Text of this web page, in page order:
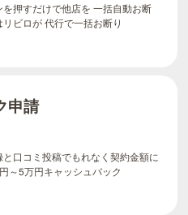
を押すだけで他店を 一括自動お断
リビロが 代行で一括お断り
申請
と口コミ投稿でもれなく契約金額に
～5万円キャッシュバック